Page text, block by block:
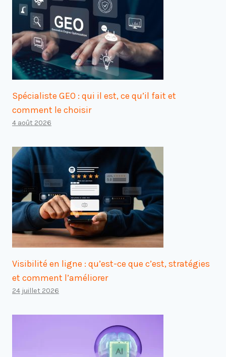
Spécialiste GEO : qui il est, ce qu’il fait et
comment le choisir
4 août 2026
Visibilité en ligne : qu’est-ce que c’est, stratégies
et comment l’améliorer
24 juillet 2026